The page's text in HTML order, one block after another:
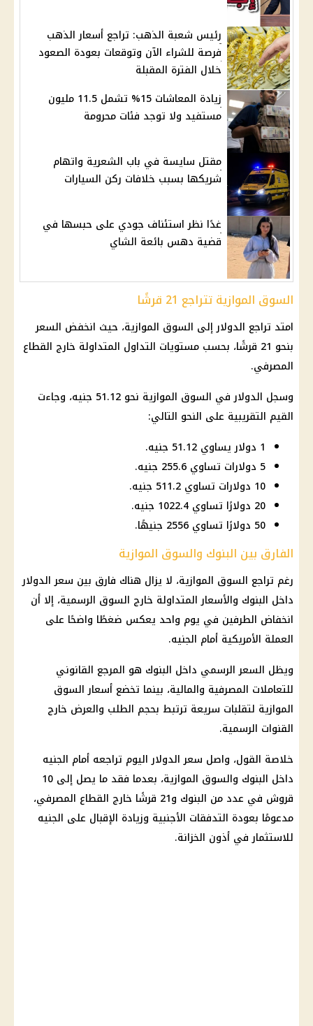
رئيس شعبة الذهب: تراجع أسعار الذهب
فرصة للشراء الآن وتوقعات بعودة الصعود
خلال الفترة المقبلة
زيادة المعاشات 15% تشمل 11.5 مليون
مستفيد ولا توجد فئات محرومة
مقتل سايسة في باب الشعرية واتهام
شريكها بسبب خلافات ركن السيارات
غدًا نظر استئناف جودي على حبسها في
قضية دهس بائعة الشاي
السوق الموازية تتراجع 21 قرشًا
امتد تراجع الدولار إلى السوق الموازية، حيث انخفض السعر
بنحو 21 قرشًا، بحسب مستويات التداول المتداولة خارج القطاع
المصرفي.
وسجل الدولار في السوق الموازية نحو 51.12 جنيه، وجاءت
القيم التقريبية على النحو التالي:
1 دولار يساوي 51.12 جنيه.
5 دولارات تساوي 255.6 جنيه.
10 دولارات تساوي 511.2 جنيه.
20 دولارًا تساوي 1022.4 جنيه.
50 دولارًا تساوي 2556 جنيهًا.
الفارق بين البنوك والسوق الموازية
رغم تراجع السوق الموازية، لا يزال هناك فارق بين سعر الدولار
داخل البنوك والأسعار المتداولة خارج السوق الرسمية، إلا أن
انخفاض الطرفين في يوم واحد يعكس ضغطًا واضحًا على
العملة الأمريكية أمام الجنيه.
ويظل السعر الرسمي داخل البنوك هو المرجع القانوني
للتعاملات المصرفية والمالية، بينما تخضع أسعار السوق
الموازية لتقلبات سريعة ترتبط بحجم الطلب والعرض خارج
القنوات الرسمية.
خلاصة القول، واصل سعر الدولار اليوم تراجعه أمام الجنيه
داخل البنوك والسوق الموازية، بعدما فقد ما يصل إلى 10
قروش في عدد من البنوك و21 قرشًا خارج القطاع المصرفي،
مدعومًا بعودة التدفقات الأجنبية وزيادة الإقبال على الجنيه
للاستثمار في أذون الخزانة.